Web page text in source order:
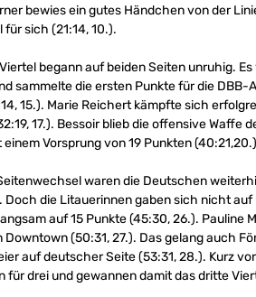
bewies ein gutes Händchen von der
sich (21:14, 10.).
begann auf beiden Seiten unruhig.
sammelte die ersten Punkte für die
15.). Marie Reichert kämpfte sich
17.). Bessoir blieb die offensive
einem Vorsprung von 19 Punkten
waren die Deutschen
Doch die Litauerinnen gaben sich nicht
auf 15 Punkte (45:30, 26.). Pauline
Downtown (50:31, 27.). Das gelang auch
auf deutscher Seite (53:31, 28.). Kurz
für drei und gewannen damit das dritte